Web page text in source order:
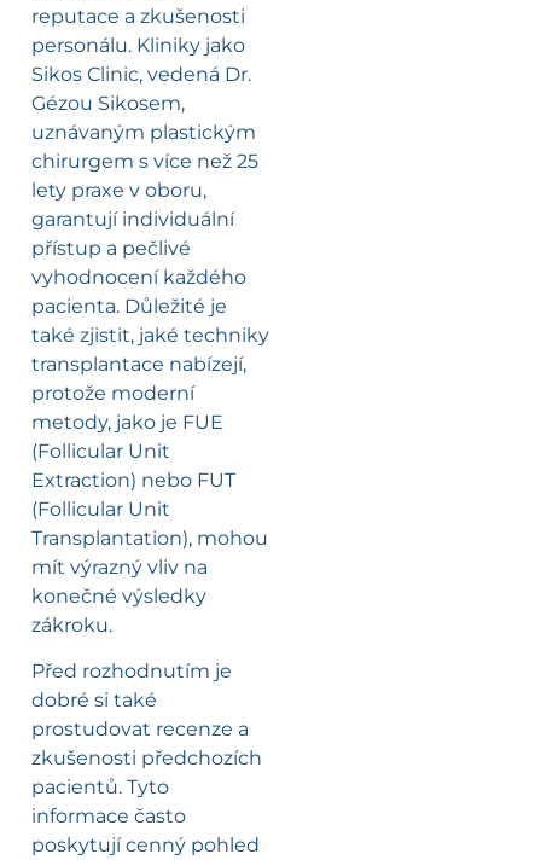
reputace a zkušenosti
personálu. Kliniky jako
Sikos Clinic, vedená Dr.
Gézou Sikosem,
uznávaným plastickým
chirurgem s více než 25
lety praxe v oboru,
garantují individuální
přístup a pečlivé
vyhodnocení každého
pacienta. Důležité je
také zjistit, jaké techniky
transplantace nabízejí,
protože moderní
metody, jako je FUE
(Follicular Unit
Extraction) nebo FUT
(Follicular Unit
Transplantation), mohou
mít výrazný vliv na
konečné výsledky
zákroku.
Před rozhodnutím je
dobré si také
prostudovat recenze a
zkušenosti předchozích
pacientů. Tyto
informace často
poskytují cenný pohled